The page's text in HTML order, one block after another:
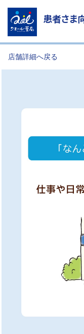
患者さま
店舗詳細へ戻る